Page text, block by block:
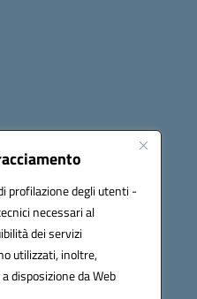
profilazione degli utenti -
necessari al
dei servizi
utilizzati, inoltre,
disposizione da Web